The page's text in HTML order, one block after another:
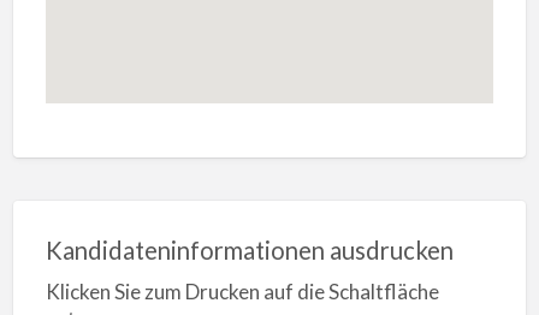
Kandidateninformationen ausdrucken
Klicken Sie zum Drucken auf die Schaltfläche